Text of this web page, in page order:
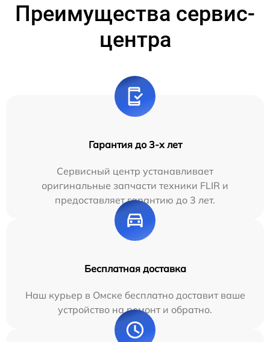
Преимущества сервис-
центра
Гарантия до 3-х лет
Сервисный центр устанавливает
оригинальные запчасти техники FLIR и
предоставляет гарантию до 3 лет.
Бесплатная доставка
Наш курьер в Омске бесплатно доставит ваше
устройство на ремонт и обратно.